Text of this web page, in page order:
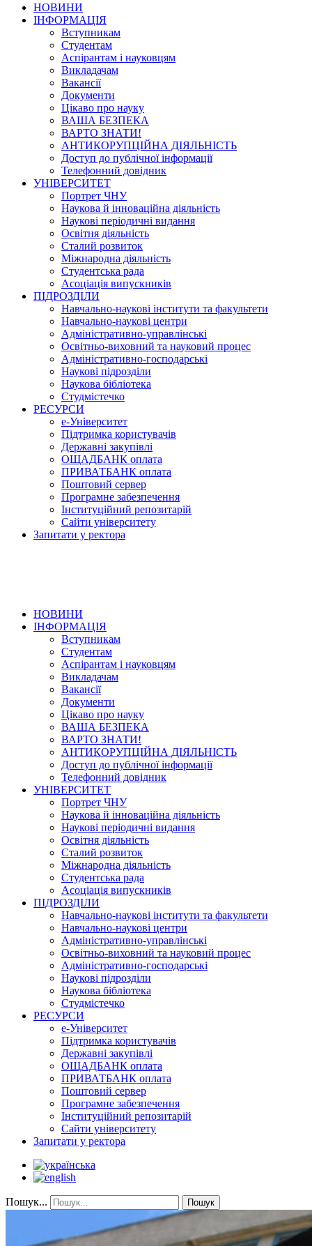
НОВИНИ
ІНФОРМАЦІЯ
Вступникам
Студентам
Аспірантам і науковцям
Викладачам
Вакансії
Документи
Цікаво про науку
ВАША БЕЗПЕКА
ВАРТО ЗНАТИ!
АНТИКОРУПЦІЙНА ДІЯЛЬНІСТЬ
Доступ до публічної інформації
Телефонний довідник
УНІВЕРСИТЕТ
Портрет ЧНУ
Наукова й інноваційна діяльність
Наукові періодичні видання
Освітня діяльність
Сталий розвиток
Міжнародна діяльність
Студентська рада
Асоціація випускників
ПІДРОЗДІЛИ
Навчально-наукові інститути та факультети
Навчально-наукові центри
Адміністративно-управлінські
Освітньо-виховний та науковий процес
Адміністративно-господарські
Наукові підрозділи
Наукова бібліотека
Студмістечко
РЕСУРСИ
е-Університет
Підтримка користувачів
Державні закупівлі
ОЩАДБАНК оплата
ПРИВАТБАНК оплата
Поштовий сервер
Програмне забезпечення
Інституційний репозитарій
Сайти університету
Запитати у ректора
НОВИНИ
ІНФОРМАЦІЯ
Вступникам
Студентам
Аспірантам і науковцям
Викладачам
Вакансії
Документи
Цікаво про науку
ВАША БЕЗПЕКА
ВАРТО ЗНАТИ!
АНТИКОРУПЦІЙНА ДІЯЛЬНІСТЬ
Доступ до публічної інформації
Телефонний довідник
УНІВЕРСИТЕТ
Портрет ЧНУ
Наукова й інноваційна діяльність
Наукові періодичні видання
Освітня діяльність
Сталий розвиток
Міжнародна діяльність
Студентська рада
Асоціація випускників
ПІДРОЗДІЛИ
Навчально-наукові інститути та факультети
Навчально-наукові центри
Адміністративно-управлінські
Освітньо-виховний та науковий процес
Адміністративно-господарські
Наукові підрозділи
Наукова бібліотека
Студмістечко
РЕСУРСИ
е-Університет
Підтримка користувачів
Державні закупівлі
ОЩАДБАНК оплата
ПРИВАТБАНК оплата
Поштовий сервер
Програмне забезпечення
Інституційний репозитарій
Сайти університету
Запитати у ректора
Пошук... Пошук